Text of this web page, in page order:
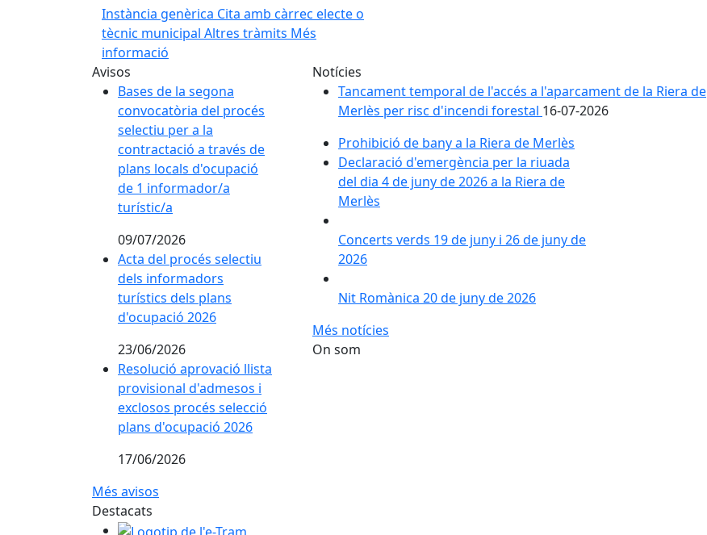
Instància genèrica Cita amb càrrec electe o
tècnic municipal Altres tràmits Més
informació
Avisos
Bases de la segona
convocatòria del procés
selectiu per a la
contractació a través de
plans locals d'ocupació
de 1 informador/a
turístic/a
09/07/2026
Acta del procés selectiu
dels informadors
turístics dels plans
d'ocupació 2026
23/06/2026
Resolució aprovació llista
provisional d'admesos i
exclosos procés selecció
plans d'ocupació 2026
17/06/2026
Més avisos
Destacats
Logotip de l'e-Tram
Notícies
Tancament temporal de l'accés a l'aparcament de la Riera de
Merlès per risc d'incendi forestal 16-07-2026
Prohibició de bany a la Riera de Merlès
Declaració d'emergència per la riuada
del dia 4 de juny de 2026 a la Riera de
Merlès
Concerts verds 19 de juny i 26 de juny de
2026
Nit Romànica 20 de juny de 2026
Més notícies
On som